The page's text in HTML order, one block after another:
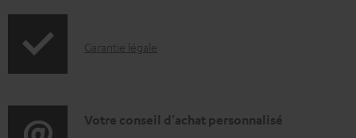
s
l
r
t
I
o
Garantie légale
D
Votre conseil d'achat personnalisé